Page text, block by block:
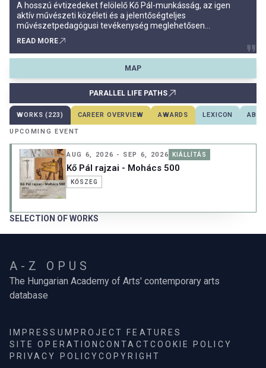
A hosszú évtizedeket felölelő Kő Pál-munkásság, az igen
aktív művészeti közéleti és a jelentőségteljes
művészetpedagógusi tevékenység meglehetősen
művészeti, művészettörténeti irodalomban. Kő Pál
szobrászatáról tulajdonképpen a Rózsa Gyula
művészettörténész által írt, a Képzőművészeti Alap Kiadóváll
READ MORE
MAP
PARALLEL LIFE PATHS
WORKS (223) CAREER OVERVIEW AWARDS LEXICON
UPCOMING EVENT
AUG 6, 2026 - SEP 6, 2026 KIÁLLÍTÁS
Kő Pál rajzai - Mohács 500
KŐSZEG
SELECTION OF WORKS
A-Z OPUS
The Hungarian Academy of Arts' contemporary arts
database
IMPRESSUM PROJECT FEATURES
SITE OPERATIONCONTACTCOOKIE POLICY
PRIVACY POLICYCOPYRIGHT